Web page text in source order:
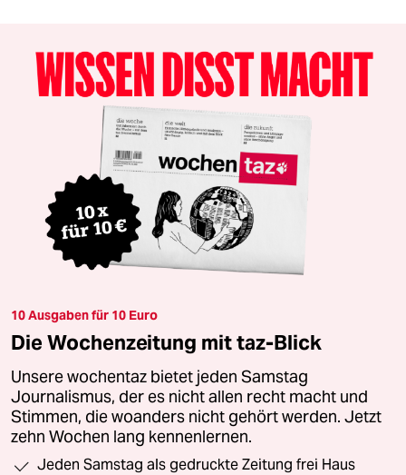
10 Ausgaben für 10 Euro
Die Wochenzeitung mit taz-Blick
Unsere wochentaz bietet jeden Samstag
Journalismus, der es nicht allen recht macht und
Stimmen, die woanders nicht gehört werden. Jetzt
zehn Wochen lang kennenlernen.
Jeden Samstag als gedruckte Zeitung frei Haus